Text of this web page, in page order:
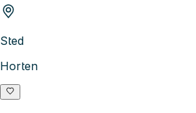
Sted
Horten